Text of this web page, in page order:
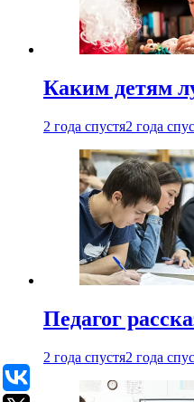
Каким детям
2 года спустя2 года
Педагог
2 года спустя2 года